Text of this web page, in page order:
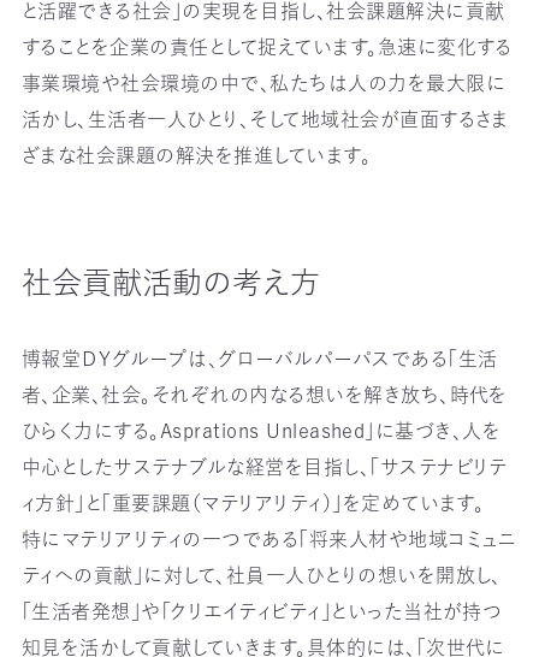
と活躍できる社会」の実現を目指し、社会課題解決に貢献
することを企業の責任として捉えています。急速に変化する
事業環境や社会環境の中で、私たちは人の力を最大限に
活かし、生活者一人ひとり、そして地域社会が直面するさま
ざまな社会課題の解決を推進しています。
社会貢献活動の考え方
博報堂ＤＹグループは、グローバルパーパスである「生活
者、企業、社会。それぞれの内なる想いを解き放ち、時代を
ひらく力にする。Asprations Unleashed」に基づき、人を
中心としたサステナブルな経営を目指し、「サステナビリテ
ィ方針」と「重要課題（マテリアリティ）」を定めています。
特にマテリアリティの一つである「将来人材や地域コミュニ
ティへの貢献」に対して、社員一人ひとりの想いを開放し、
「生活者発想」や「クリエイティビティ」といった当社が持つ
知見を活かして貢献していきます。具体的には、「次世代に